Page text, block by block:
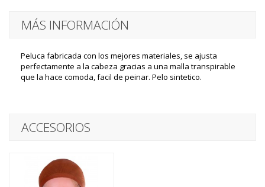
MÁS INFORMACIÓN
Peluca fabricada con los mejores materiales, se ajusta
perfectamente a la cabeza gracias a una malla transpirable
que la hace comoda, facil de peinar. Pelo sintetico.
ACCESORIOS